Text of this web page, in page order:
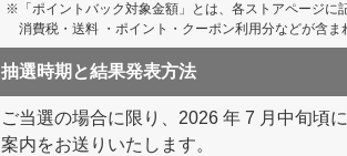
「ポイントバック対象金額」とは、各ストアページ
消費税・送料 ・ポイント・クーポン利用分などが含ま
抽選時期と結果発表方法
ご当選の場合に限り、2026 年 7 月中旬頃
案内をお送りいたします。